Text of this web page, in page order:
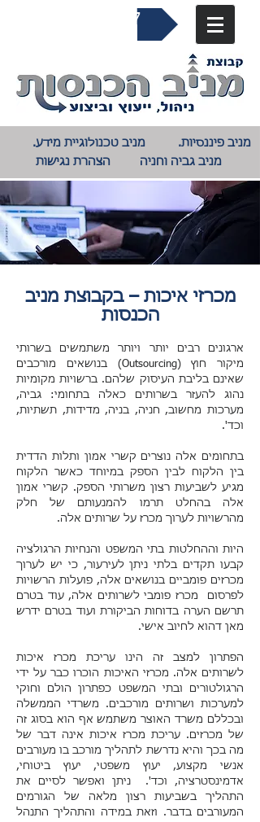
04-9823027​
מניב פיננסיות.מניב טכנולוגיית מידע.
מניב גביה וחניה
הצהרת נגישות
מכרזי איכות – בקבוצת מניב
הכנסות
ארגונים רבים יותר ויותר משתמשים בשרותי
מיקור חוץ (Outsourcing) בנושאים מורכבים
שאינם בליבת העיסוק שלהם. ברשויות מקומיות
נהוג להעזר בשרותים כאלה בתחומי: גביה,
מערכות מחשוב, חניה, בניה, מדידות, תשתיות,
וכד'.
בתחומים אלה נוצרים קשרי אמון ותלות הדדית
בין הלקוח לבין הספק במיוחד כאשר הלקוח
מגיע לשביעות רצון משרותי הספק. קשרי אמון
אלה בהחלט תרמו להמנעותם של חלק
מהרשויות לערוך מכרז על שרותים אלה.
היות וההחלטות בתי המשפט והנחיות הרגולציה
קבעו תקדים בלתי ניתן לעירעור, כי יש לערוך
מכרזים פומביים בנושאים אלה, פועלות הרשויות
לפרסום מכרז פומבי לשרותים אלה, עוד בטרם
תרשם הערה בדוחות הביקורת ועוד בטרם ידרש
מאן דהוא לחיוב אישי.
הפתרון למצב זה הינו עריכת מכרז איכות
לשרותים אלה. מכרזי האיכות הוכרו כבר על ידי
הרגולטורים ובתי המשפט כפתרון הולם וחוקי
למערכות ושרותים מורכבים. משרדי הממשלה
ובכללם משרד האוצר משתמש אף הוא בסוג זה
של מכרזים. עריכת מכרז איכות אינה דבר של
מה בכך והיא נדרשת לתהליך מורכב בו מעורבים
אנשי מקצוע, יעוץ משפטי, יעוץ ביטוחי,
אדמינסטרציה, וכד'. ניתן ואפשר לסיים את
התהליך בשביעות רצון מלאה של הגורמים
המעורבים בדבר. וזאת במידה והתהליך התנהל